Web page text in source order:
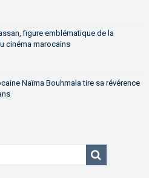
figure emblématique de la
cinéma marocains
Naïma Bouhmala tire sa révérence